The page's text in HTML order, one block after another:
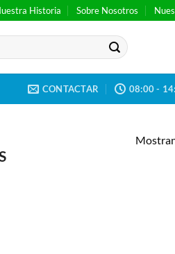
Historia Sobre Nosotros
CONTACTAR 08:00 -